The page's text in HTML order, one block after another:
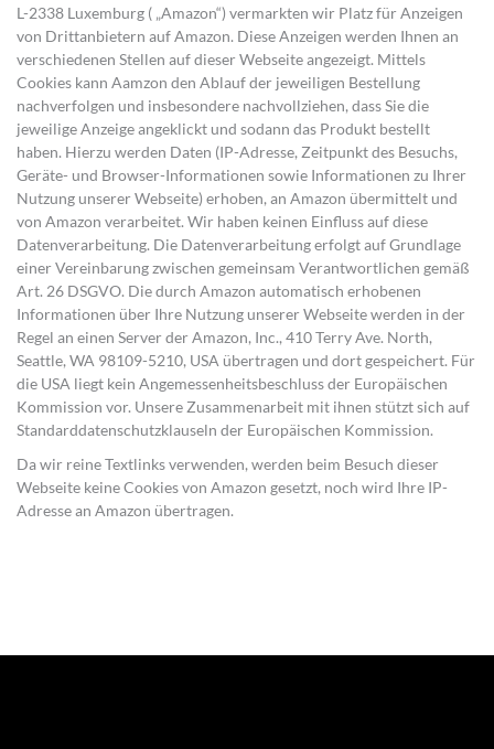
L-2338 Luxemburg ( „Amazon“) vermarkten wir Platz für Anzeigen
von Drittanbietern auf Amazon. Diese Anzeigen werden Ihnen an
verschiedenen Stellen auf dieser Webseite angezeigt. Mittels
Cookies kann Aamzon den Ablauf der jeweiligen Bestellung
nachverfolgen und insbesondere nachvollziehen, dass Sie die
jeweilige Anzeige angeklickt und sodann das Produkt bestellt
haben. Hierzu werden Daten (IP-Adresse, Zeitpunkt des Besuchs,
Geräte- und Browser-Informationen sowie Informationen zu Ihrer
Nutzung unserer Webseite) erhoben, an Amazon übermittelt und
von Amazon verarbeitet. Wir haben keinen Einfluss auf diese
Datenverarbeitung. Die Datenverarbeitung erfolgt auf Grundlage
einer Vereinbarung zwischen gemeinsam Verantwortlichen gemäß
Art. 26 DSGVO. Die durch Amazon automatisch erhobenen
Informationen über Ihre Nutzung unserer Webseite werden in der
Regel an einen Server der Amazon, Inc., 410 Terry Ave. North,
Seattle, WA 98109-5210, USA übertragen und dort gespeichert. Für
die USA liegt kein Angemessenheitsbeschluss der Europäischen
Kommission vor. Unsere Zusammenarbeit mit ihnen stützt sich auf
Standarddatenschutzklauseln der Europäischen Kommission.
Da wir reine Textlinks verwenden, werden beim Besuch dieser
Webseite keine Cookies von Amazon gesetzt, noch wird Ihre IP-
Adresse an Amazon übertragen.